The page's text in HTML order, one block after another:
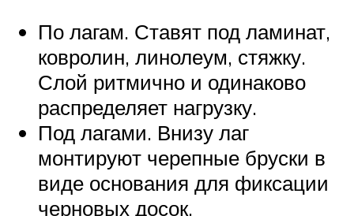
По лагам. Ставят под ламинат,
ковролин, линолеум, стяжку.
Слой ритмично и одинаково
распределяет нагрузку.
Под лагами. Внизу лаг
монтируют черепные бруски в
виде основания для фиксации
черновых досок.